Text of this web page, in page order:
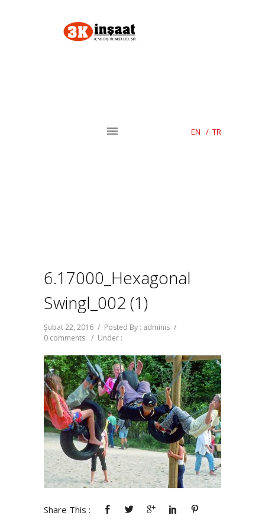
EN / TR
6.17000_Hexagonal
Swingl_002 (1)
Şubat 22, 2016 / Posted By : adminis /
0 comments / Under :
Share This :